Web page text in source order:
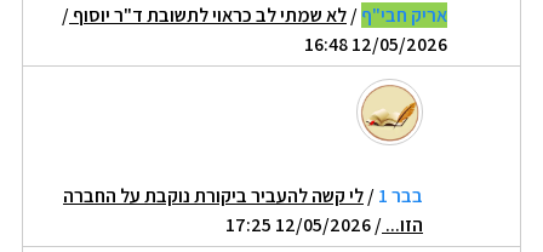
אריק חבי"ף/לא שמתי לב כראוי לתשובת ד"ר יוסוף/
12/05/2026 16:48
בבר 1 /לי קשה להעביר ביקורת נוקבת על החברה
הזו.../ 12/05/2026 17:25